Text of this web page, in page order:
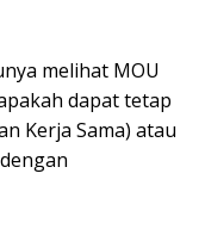
melihat MOU
dapat tetap
Kerja Sama) atau